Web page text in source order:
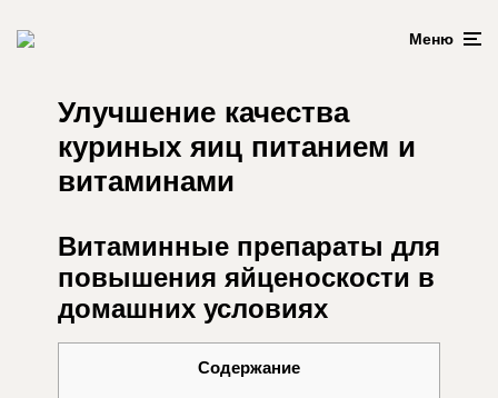
Меню
Улучшение качества
куриных яиц питанием и
витаминами
Витаминные препараты для
повышения яйценоскости в
домашних условиях
Содержание